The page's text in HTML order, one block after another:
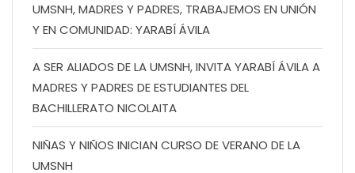
UMSNH, MADRES Y PADRES, TRABAJEMOS EN UNIÓN
Y EN COMUNIDAD: YARABÍ ÁVILA
A SER ALIADOS DE LA UMSNH, INVITA YARABÍ ÁVILA A
MADRES Y PADRES DE ESTUDIANTES DEL
BACHILLERATO NICOLAITA
NIÑAS Y NIÑOS INICIAN CURSO DE VERANO DE LA
UMSNH